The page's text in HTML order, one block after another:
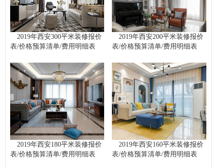
2019年西安300平米装修报价
表/价格预算清单/费用明细表
2019年西安200平米装修报价
表/价格预算清单/费用明细表
2019年西安180平米装修报价
表/价格预算清单/费用明细表
2019年西安160平米装修报价
表/价格预算清单/费用明细表